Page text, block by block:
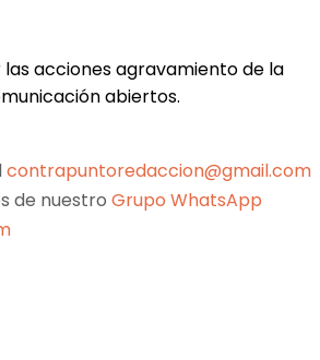
acciones agravamiento de la
abiertos.
contrapuntoredaccion@gmail.com
de nuestroGrupo WhatsApp